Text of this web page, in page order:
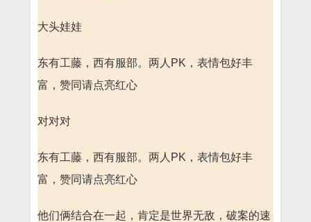
大头娃娃
东有工藤，西有服部。两人PK，表情包好丰
富，赞同请点亮红心
对对对
东有工藤，西有服部。两人PK，表情包好丰
富，赞同请点亮红心
他们俩结合在一起，肯定是世界无敌，破案的速